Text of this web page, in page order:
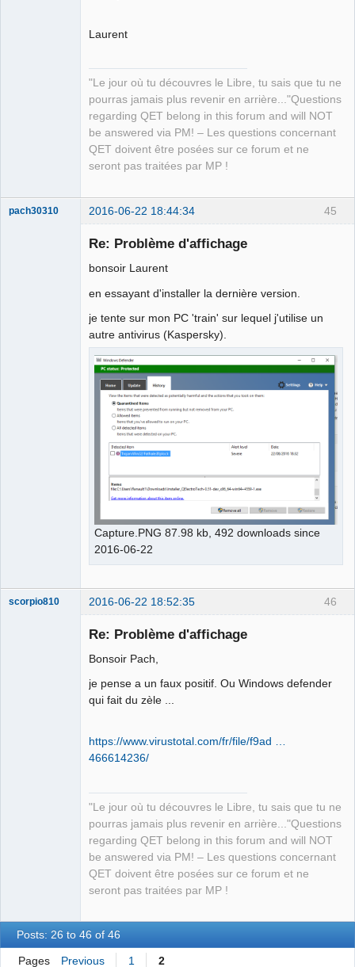
Laurent
"Le jour où tu découvres le Libre, tu sais que tu ne
pourras jamais plus revenir en arrière..."Questions
regarding QET belong in this forum and will NOT
be answered via PM! – Les questions concernant
QET doivent être posées sur ce forum et ne
seront pas traitées par MP !
45
pach30310 2016-06-22 18:44:34
Re: Problème d'affichage
bonsoir Laurent
en essayant d'installer la dernière version.
je tente sur mon PC 'train' sur lequel j'utilise un
autre antivirus (Kaspersky).
Capture.PNG 87.98 kb, 492 downloads since
2016-06-22
46
scorpio810 2016-06-22 18:52:35
Re: Problème d'affichage
Bonsoir Pach,
je pense a un faux positif. Ou Windows defender
qui fait du zèle ...
https://www.virustotal.com/fr/file/f9ad …
466614236/
"Le jour où tu découvres le Libre, tu sais que tu ne
pourras jamais plus revenir en arrière..."Questions
regarding QET belong in this forum and will NOT
be answered via PM! – Les questions concernant
QET doivent être posées sur ce forum et ne
seront pas traitées par MP !
Posts: 26 to 46 of 46
Pages Previous 1 2